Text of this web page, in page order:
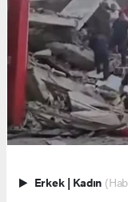
Erkek | Kadın